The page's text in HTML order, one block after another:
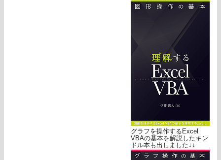
グラフを操作するExcel
VBAの基本を解説したキン
ドル本も出しました↓↓